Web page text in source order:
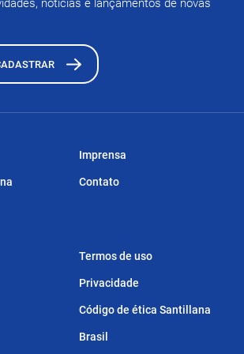
notícias e lançamentos de novas
Imprensa
Contato
Termos de uso
Privacidade
Código de ética Santillana
Brasil